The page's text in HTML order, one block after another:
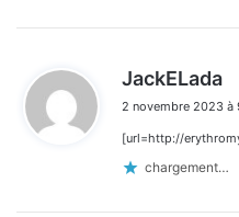
JackELada
t
2 novembre 2023 à
[url=http://
chargement…